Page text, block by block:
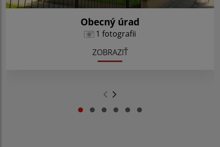
Obecný úrad
1 fotografii
ZOBRAZIŤ